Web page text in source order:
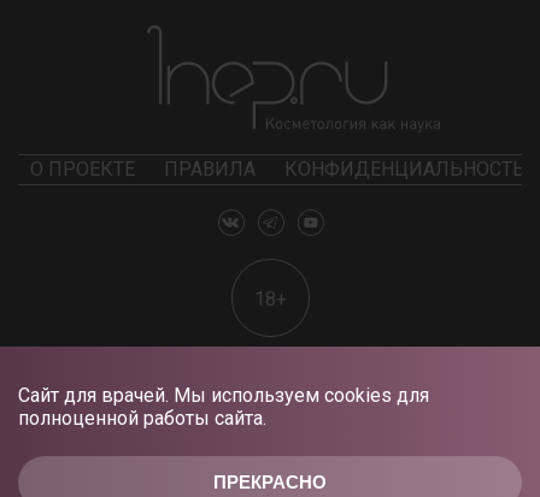
ПРЕКРАСНО
Сайт для врачей. Мы используем cookies для
полноценной работы сайта.
О ПРОЕКТЕ ПРАВИЛА КОНФИДЕНЦИАЛЬНОСТЬ
18+